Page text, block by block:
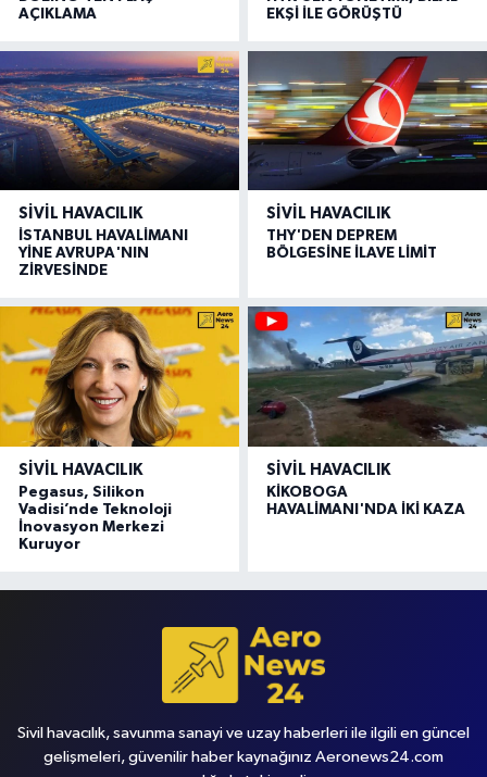
AÇIKLAMA
EKŞİ İLE GÖRÜŞTÜ
SIVIL HAVACILIK
İSTANBUL HAVALİMANI
YİNE AVRUPA'NIN
ZİRVESİNDE
SIVIL HAVACILIK
THY'DEN DEPREM
BÖLGESİNE İLAVE LİMİT
SIVIL HAVACILIK
Pegasus, Silikon
Vadisi’nde Teknoloji
İnovasyon Merkezi
Kuruyor
SIVIL HAVACILIK
KİKOBOGA
HAVALİMANI'NDA İKİ KAZA
Sivil havacılık, savunma sanayi ve uzay haberleri ile ilgili en güncel
gelişmeleri, güvenilir haber kaynağınız Aeronews24.com